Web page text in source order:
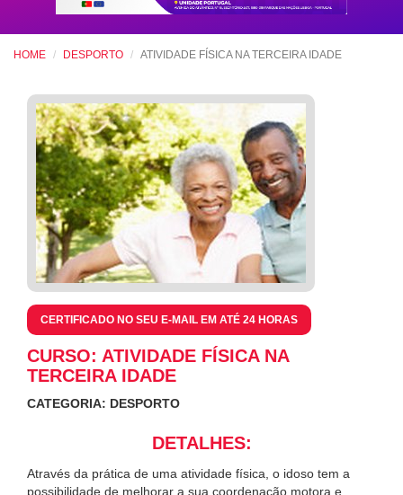
HOME DESPORTO ATIVIDADE FÍSICA NA TERCEIRA IDADE
CERTIFICADO NO SEU E-MAIL EM ATÉ 24 HORAS
CURSO: ATIVIDADE FÍSICA NA
TERCEIRA IDADE
CATEGORIA: DESPORTO
DETALHES:
Através da prática de uma atividade física, o idoso tem a
possibilidade de melhorar a sua coordenação motora e